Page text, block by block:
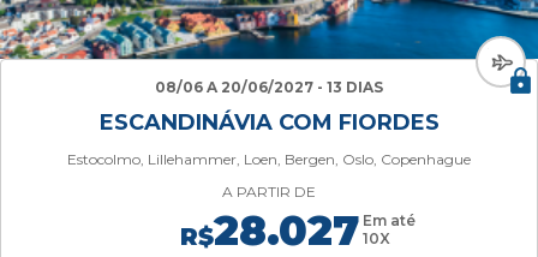
08/06 A 20/06/2027 - 13 DIAS
ESCANDINÁVIA COM FIORDES
Estocolmo, Lillehammer, Loen, Bergen, Oslo, Copenhague
A PARTIR DE
R$28.027 Em até
10X